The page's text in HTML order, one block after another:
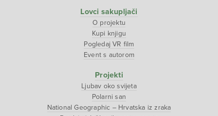
Lovci sakupljači
O projektu
Kupi knjigu
Pogledaj VR film
Event s autorom
Projekti
Ljubav oko svijeta
Polarni san
National Geographic – Hrvatska iz zraka